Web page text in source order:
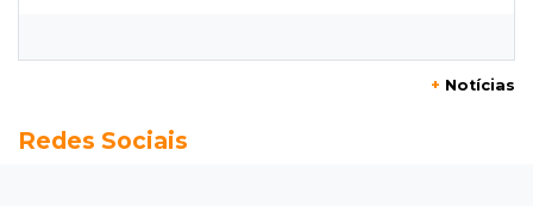
Homem que atacou ex com motosserra na
+ Notícias
Redes Sociais